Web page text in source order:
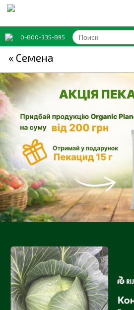
0-800-335-895
« Семена